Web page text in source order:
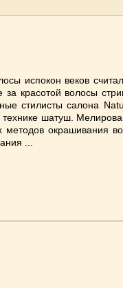
испокон веков
красотой волосы
стилисты салона
технике шатуш.
окрашивания
...